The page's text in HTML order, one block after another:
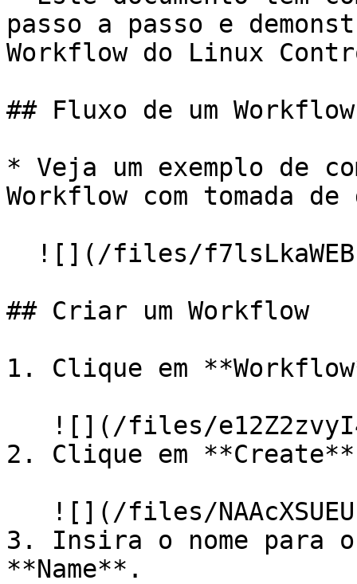
passo a passo e
Workflow do Linux
## Fluxo de um Workflow
* Veja um exemplo de
Workflow com tomada
## Criar um Workflow
1. Clique em
2. Clique em
3. Insira o nome para o
**Name**.